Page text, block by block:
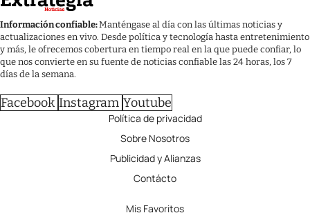
Información confiable:Manténgase al día con las últimas noticias y
actualizaciones en vivo. Desde política y tecnología hasta entretenimiento
y más, le ofrecemos cobertura en tiempo real en la que puede confiar, lo
que nos convierte en su fuente de noticias confiable las 24 horas, los 7
días de la semana.
Facebook Instagram Youtube
Política de privacidad
Sobre Nosotros
Publicidad y Alianzas
Contácto
Mis Favoritos